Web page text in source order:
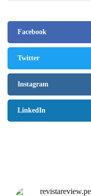
Facebook
Twitter
Instagram
LinkedIn
revistareview.pe